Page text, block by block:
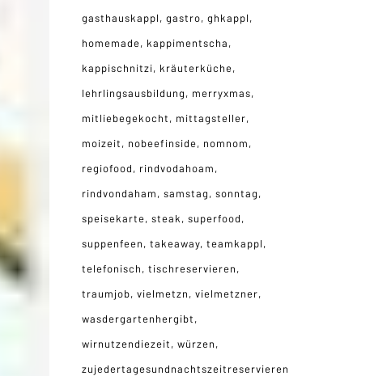
gasthauskappl
gastro ghkappl
homemade
kappimentscha
kappischnitzi
kräuterküche
lehrlingsausbildung
merryxmas
mitliebegekocht
mittagsteller
moizeit
nobeefinside
nomnom
regiofood
rindvodahoam
rindvondaham
samstag
sonntag
speisekarte steak
superfood
suppenfeen
takeaway teamkappl
telefonisch
tischreservieren
traumjob vielmetzn
vielmetzner
wasdergartenhergibt
wirnutzendiezeit
würzen
zujedertagesundnachtszeitreservieren